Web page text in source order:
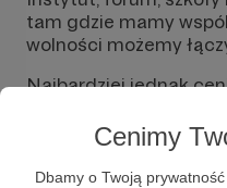
Cenimy
Dbamy o Twoją
tam gdzie mamy
wolności możemy
Najbardziej jednak